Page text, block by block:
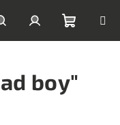
HľadaťPrihlásenie
košík
boy"